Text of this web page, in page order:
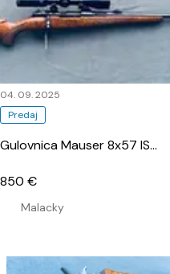
Predaj
04. 09. 2025
Gulovnica Mauser 8x57 IS…
Malacky
850 €